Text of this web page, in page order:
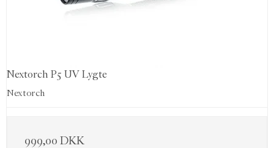
Nextorch P5 UV Lygte
Nextorch
999,00 DKK